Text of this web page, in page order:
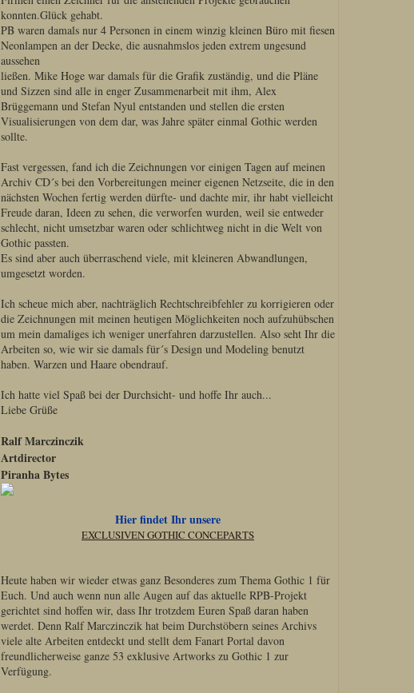
konnten.Glück gehabt.
PB waren damals nur 4 Personen in einem winzig kleinen Büro mit fiesen
Neonlampen an der Decke, die ausnahmslos jeden extrem ungesund
aussehen
ließen. Mike Hoge war damals für die Grafik zuständig, und die Pläne
und Sizzen sind alle in enger Zusammenarbeit mit ihm, Alex
Brüggemann und Stefan Nyul entstanden und stellen die ersten
Visualisierungen von dem dar, was Jahre später einmal Gothic werden
sollte.
Fast vergessen, fand ich die Zeichnungen vor einigen Tagen auf meinen
Archiv CD´s bei den Vorbereitungen meiner eigenen Netzseite, die in den
nächsten Wochen fertig werden dürfte- und dachte mir, ihr habt vielleicht
Freude daran, Ideen zu sehen, die verworfen wurden, weil sie entweder
schlecht, nicht umsetzbar waren oder schlichtweg nicht in die Welt von
Gothic passten.
Es sind aber auch überraschend viele, mit kleineren Abwandlungen,
umgesetzt worden.
Ich scheue mich aber, nachträglich Rechtschreibfehler zu korrigieren oder
die Zeichnungen mit meinen heutigen Möglichkeiten noch aufzuhübschen
um mein damaliges ich weniger unerfahren darzustellen. Also seht Ihr die
Arbeiten so, wie wir sie damals für´s Design und Modeling benutzt
haben. Warzen und Haare obendrauf.
Ich hatte viel Spaß bei der Durchsicht- und hoffe Ihr auch...
Liebe Grüße
Ralf Marczinczik
Artdirector
Piranha Bytes
Hier findet Ihr unsere
EXCLUSIVEN GOTHIC CONCEPARTS
Heute haben wir wieder etwas ganz Besonderes zum Thema Gothic 1 für
Euch. Und auch wenn nun alle Augen auf das aktuelle RPB-Projekt
gerichtet sind hoffen wir, dass Ihr trotzdem Euren Spaß daran haben
werdet. Denn Ralf Marczinczik hat beim Durchstöbern seines Archivs
viele alte Arbeiten entdeckt und stellt dem Fanart Portal davon
freundlicherweise ganze 53 exklusive Artworks zu Gothic 1 zur
Verfügung.